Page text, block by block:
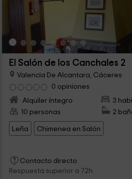
El Salón de los Canchales 2
Valencia De Alcantara, Cáceres
0 opiniones
Alquiler íntegro
3
10 personas
2
Leña Chimenea en Salón
Contacto directo
Respuesta superior a 72h